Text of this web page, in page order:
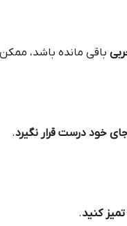
باقی مانده باشد،
خود درست قرار نگیرد.
کنید.